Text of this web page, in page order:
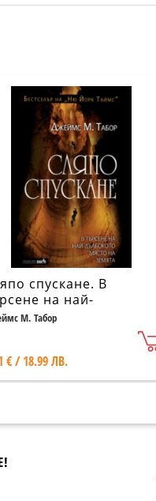
спускане. В
на най-
място на
М. Табор
€ / 18.99 ЛВ.